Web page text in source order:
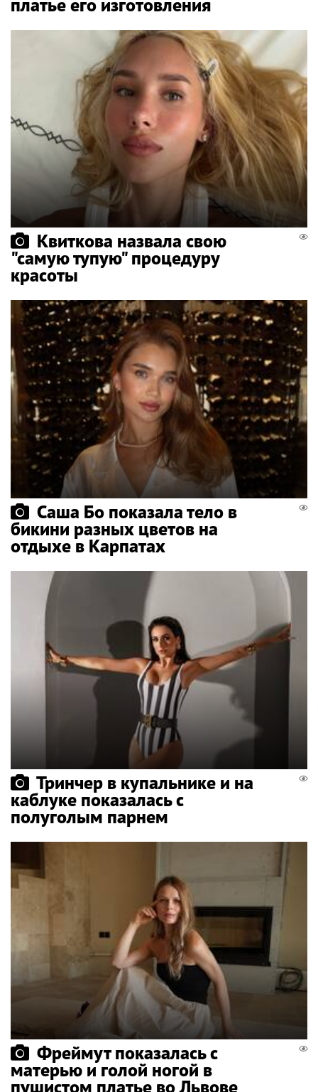
Квиткова назвала свою
"самую тупую" процедуру
красоты
Саша Бо показала тело в
бикини разных цветов на
отдыхе в Карпатах
Тринчер в купальнике и на
каблуке показалась с
полуголым парнем
Фреймут показалась с
матерью и голой ногой в
пушистом платье во Львове